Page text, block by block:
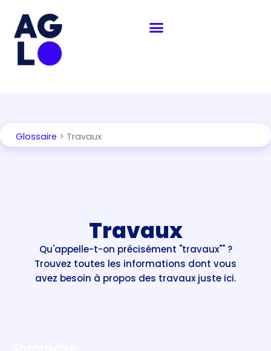
contenu
Glossaire > Travaux
Travaux
Qu'appelle-t-on précisément "travaux"" ?
Trouvez toutes les informations dont vous
avez besoin à propos des travaux juste ici.
articles